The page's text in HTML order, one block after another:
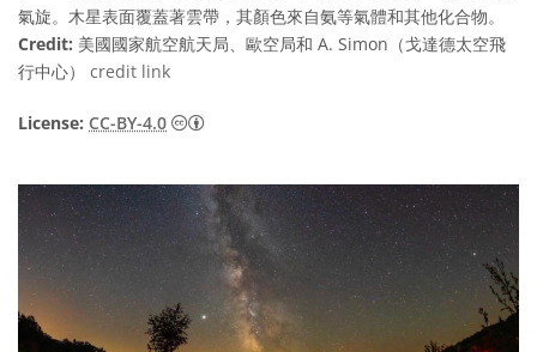
氣旋。木星表面覆蓋著雲帶，其顏色來自氨等氣體和其他化合物。
Credit: 美國國家航空航天局、歐空局和 A. Simon（戈達德太空飛
行中心） credit link
License: CC-BY-4.0 Creative Commons 姓名標示 4.0 國際 (CC